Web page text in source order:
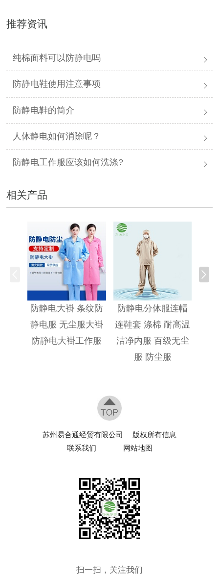
推荐资讯
纯棉面料可以防静电吗
防静电鞋使用注意事项
防静电鞋的简介
人体静电如何消除呢？
防静电工作服应该如何洗涤?
相关产品
防静电大褂 条纹防
静电服 无尘服大褂
防静电大褂工作服
防静电分体服连帽
连鞋套 涤棉 耐高温
洁净内服 百级无尘
服 防尘服
防
苏州易合通经贸有限公司
版权所有信息
联系我们
网站地图
扫一扫，关注我们